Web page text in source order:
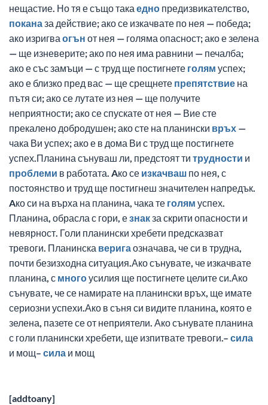
нещастие. Но тя е също така едно предизвикателство,
поканаза действие; ако се изкачвате по нея — победа;
ако изригва огън от нея — голяма опасност; ако е зелена
— ще изневерите; ако по нея има равнини — печалба;
ако е със замъци — с труд ще постигнете голям успех;
ако е близко пред вас — ще срещнете препятствие на
пътя си; ако се лутате из нея — ще получите
неприятности; ако се спускате от нея — Вие сте
прекалено добродушен; ако сте на планински връх —
чака Ви успех; ако е в дома Ви с труд ще постигнете
успех.Планина сънуваш ли, предстоят ти трудности и
проблеми в работата. Aко се изкачваш по нея, с
постоянство и труд ще постигнеш значителен напредък.
Aко си на върха на планина, чака те голям успех.
Планина, обрасла с гори, езнакза скрити опасности и
невярност. Голи планински хребети предсказват
тревоги. Планинска веригаозначава, че си в трудна,
почти безизходна ситуация.Ако сънувате, че изкачвате
планина, с многоусилия ще постигнете целите си.Ако
сънувате, че се намирате на планински връх, ще имате
сериозни успехи.Ако в съня си видите планина, която е
зелена, пазете се от неприятели. Ако сънувате планина
с голи планински хребети, ще изпитвате тревоги.– сила
и мощ– сила и мощ
[addtoany]